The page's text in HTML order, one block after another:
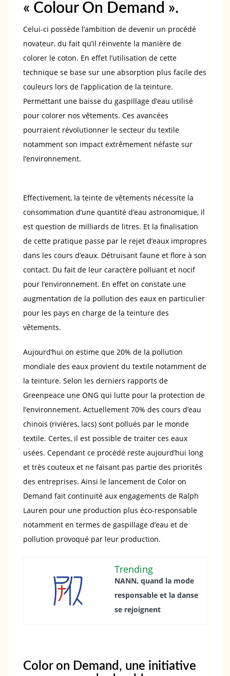
« Colour On Demand ».
Celui-ci possède l’ambition de devenir un procédé
novateur, du fait qu’il réinvente la manière de
colorer le coton. En effet l’utilisation de cette
technique se base sur une absorption plus facile des
couleurs lors de l’application de la teinture.
Permettant une baisse du gaspillage d’eau utilisé
pour colorer nos vêtements. Ces avancées
pourraient révolutionner le secteur du textile
notamment son impact extrêmement néfaste sur
l’environnement.
Effectivement, la teinte de vêtements nécessite la
consommation d’une quantité d’eau astronomique, il
est question de milliards de litres. Et la finalisation
de cette pratique passe par le rejet d’eaux impropres
dans les cours d’eaux. Détruisant faune et flore à son
contact. Du fait de leur caractère polluant et nocif
pour l’environnement. En effet on constate une
augmentation de la pollution des eaux en particulier
pour les pays en charge de la teinture des
vêtements.
Aujourd’hui on estime que 20% de la pollution
mondiale des eaux provient du textile notamment de
la teinture. Selon les derniers rapports de
Greenpeace une ONG qui lutte pour la protection de
l’environnement. Actuellement 70% des cours d’eau
chinois (rivières, lacs) sont pollués par le monde
textile. Certes, il est possible de traiter ces eaux
usées. Cependant ce procédé reste aujourd’hui long
et très couteux et ne faisant pas partie des priorités
des entreprises. Ainsi le lancement de Color on
Demand fait continuité aux engagements de Ralph
Lauren pour une production plus éco-responsable
notamment en termes de gaspillage d’eau et de
pollution provoqué par leur production.
Trending
NANN, quand la mode
responsable et la danse
se rejoignent
Color on Demand, une initiative